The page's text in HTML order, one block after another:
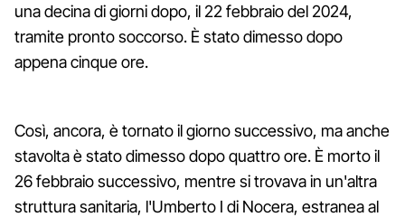
una decina di giorni dopo, il 22 febbraio del 2024,
tramite pronto soccorso. È stato dimesso dopo
appena cinque ore.
Così, ancora, è tornato il giorno successivo, ma anche
stavolta è stato dimesso dopo quattro ore. È morto il
26 febbraio successivo, mentre si trovava in un'altra
struttura sanitaria, l'Umberto I di Nocera, estranea al